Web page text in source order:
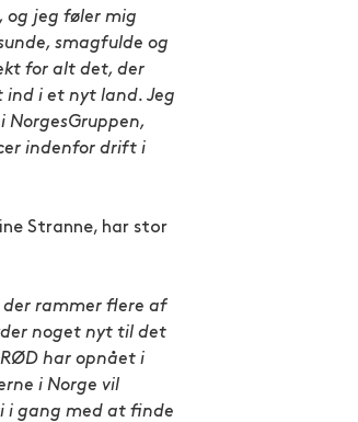
jeg føler mig
smagfulde og
for alt det, der
ind i et nyt land. Jeg
indenfor drift i
Stranne, har stor
der rammer flere af
noget nyt til det
har opnået i
i Norge vil
i gang med at finde